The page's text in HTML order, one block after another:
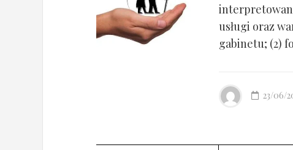
usługi oraz
gabinetu; (2)
23/06/